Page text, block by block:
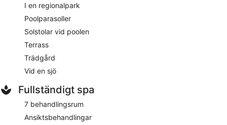
I en regionalpark
Poolparasoller
Solstolar vid poolen
Terrass
Trädgård
Vid en sjö
Fullständigt spa
7 behandlingsrum
Ansiktsbehandlingar